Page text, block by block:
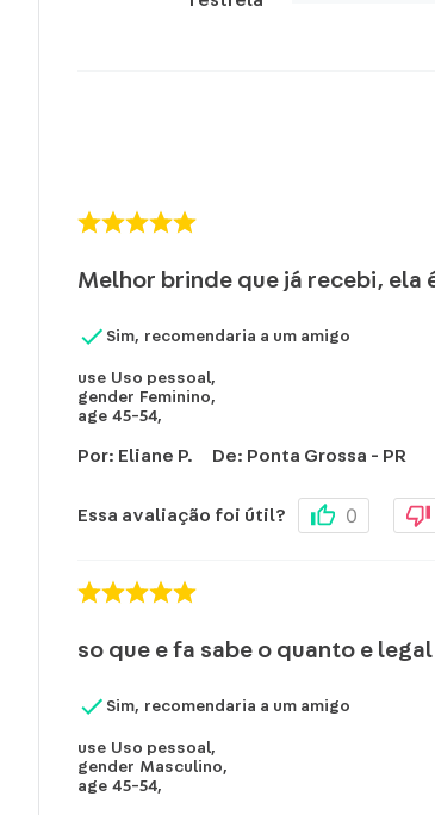
Melhor brinde que já recebi, ela
Sim, recomendaria a um amigo
use Uso pessoal,
gender Feminino,
age 45-54,
Por: Eliane P. De: Ponta Grossa - PR
Essa avaliação foi útil? 0
so que e fa sabe o quanto e
Sim, recomendaria a um amigo
use Uso pessoal,
gender Masculino,
age 45-54,